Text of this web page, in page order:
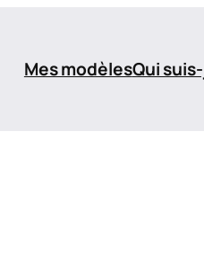
Mes modèlesQui